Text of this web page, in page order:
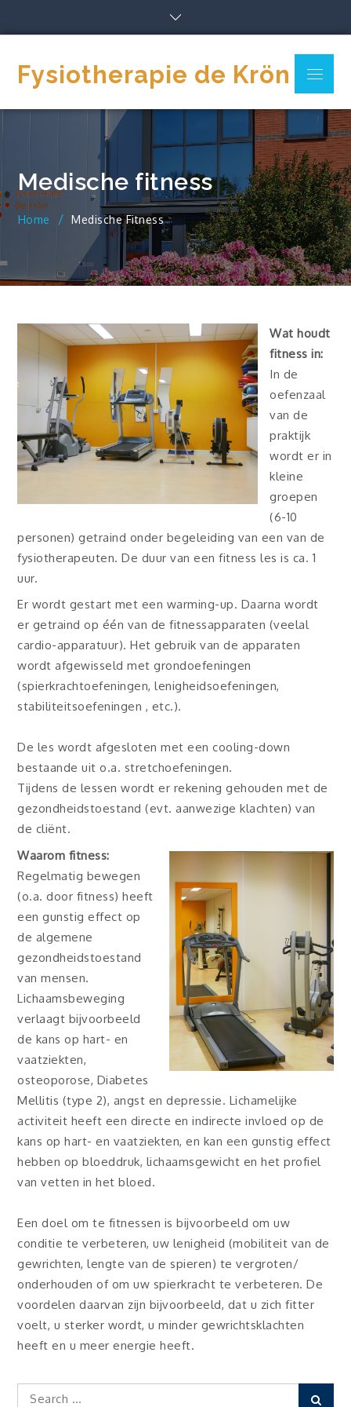
Fysiotherapie de Krön Menu
Medische fitness
Home Medische Fitness
Wat houdt
fitness in:
In de
oefenzaal
van de
praktijk
wordt er in
kleine
groepen
(6-10
personen) getraind onder begeleiding van een van de
fysiotherapeuten. De duur van een fitness les is ca. 1
uur.
Er wordt gestart met een warming-up. Daarna wordt
er getraind op één van de fitnessapparaten (veelal
cardio-apparatuur). Het gebruik van de apparaten
wordt afgewisseld met grondoefeningen
(spierkrachtoefeningen, lenigheidsoefeningen,
stabiliteitsoefeningen , etc.).
De les wordt afgesloten met een cooling-down
bestaande uit o.a. stretchoefeningen.
Tijdens de lessen wordt er rekening gehouden met de
gezondheidstoestand (evt. aanwezige klachten) van
de cliënt.
Waarom fitness:
Regelmatig bewegen
(o.a. door fitness) heeft
een gunstig effect op
de algemene
gezondheidstoestand
van mensen.
Lichaamsbeweging
verlaagt bijvoorbeeld
de kans op hart- en
vaatziekten,
osteoporose, Diabetes
Mellitis (type 2), angst en depressie. Lichamelijke
activiteit heeft een directe en indirecte invloed op de
kans op hart- en vaatziekten, en kan een gunstig effect
hebben op bloeddruk, lichaamsgewicht en het profiel
van vetten in het bloed.
Een doel om te fitnessen is bijvoorbeeld om uw
conditie te verbeteren, uw lenigheid (mobiliteit van de
gewrichten, lengte van de spieren) te vergroten/
onderhouden of om uw spierkracht te verbeteren. De
voordelen daarvan zijn bijvoorbeeld, dat u zich fitter
voelt, u sterker wordt, u minder gewrichtsklachten
heeft en u meer energie heeft.
Search